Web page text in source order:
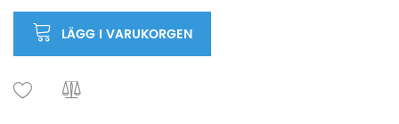
LÄGG I VARUKORGEN